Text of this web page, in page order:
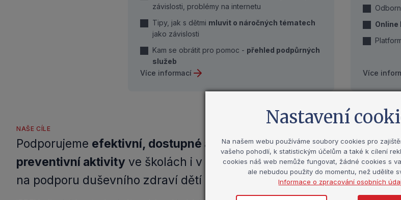
závislosti, problémy na internetu
Tipy, jak s dětmi mluvit o náročných tématech
jako závislosti
Kam se obrátit pro pomoc - přehled podpůrných
služeb
Více informací
Online
Více
NAŠE CÍLE
Podporujeme efektivní, dostupné a bezpečné
preventivní aktivity ve školách i v komunitě, s důrazem
na podporu duševního zdraví dětí a dospívajících.
2
Nastavení
Na našem webu používáme soubory cookies pro
vašeho pohodlí, k statistickým účelům a také k cílení
cookies náš web nemůže fungovat, žádné cookies s
ale nebudou použity do momentu, než udělíte
Informace o zpracování osobních